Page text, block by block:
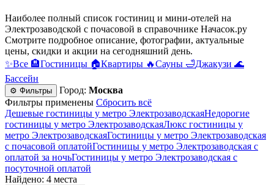
Наиболее полный список гостиниц и мини-отелей на
Электрозаводской c почасовой в справочнике Начасок.ру
Смотрите подробное описание, фотографии, актуальные
цены, скидки и акции на сегодняшний день.
✨Все 🏨Гостиницы 🏠Квартиры 🔥Сауны 🛁Джакузи 🌊
Бассейн
⚙ Фильтры Город: Москва
Фильтры применены Сбросить всё
Дешевые гостиницы у метро ЭлектрозаводскаяНедорогие
гостиницы у метро ЭлектрозаводскаяЛюкс гостиницы у
метро ЭлектрозаводскаяГостиницы у метро Электрозаводская
c почасовой оплатойГостиницы у метро Электрозаводская с
оплатой за ночьГостиницы у метро Электрозаводская c
посуточной оплатой
Найдено: 4 места